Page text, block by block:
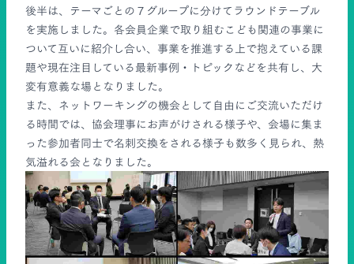
後半は、テーマごとの７グループに分けてラウンドテーブル
を実施しました。各会員企業で取り組むこども関連の事業に
ついて互いに紹介し合い、事業を推進する上で抱えている課
題や現在注目している最新事例・トピックなどを共有し、大
変有意義な場となりました。
また、ネットワーキングの機会として自由にご交流いただけ
る時間では、協会理事にお声がけされる様子や、会場に集ま
った参加者同士で名刺交換をされる様子も数多く見られ、熱
気溢れる会となりました。